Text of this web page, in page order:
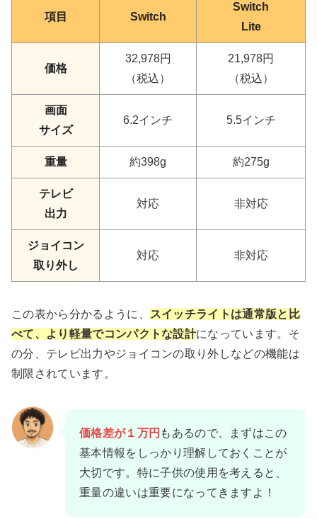
項目 Switch
Switch
Lite
価格
32,978円
（税込）
21,978円
（税込）
画面
サイズ
6.2インチ 5.5インチ
重量 約398g 約275g
テレビ
出力
対応 非対応
ジョイコン
取り外し
対応 非対応
この表から分かるように、
スイッチライトは通常版と比
べて、より軽量でコンパクトな設計になっています。そ
の分、テレビ出力やジョイコンの取り外しなどの機能は
制限されています。
価格差が１万円 もあるので、まずはこの
基本情報をしっかり理解しておくことが
大切です。特に子供の使用を考えると、
重量の違いは重要になってきますよ！